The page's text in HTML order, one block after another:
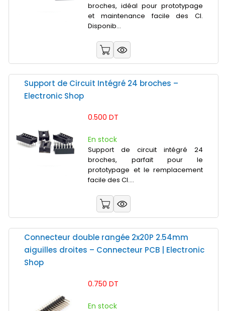
broches, idéal pour prototypage
et maintenance facile des CI.
Disponib...
Support de Circuit Intégré 24 broches –
Electronic Shop
0.500 DT
En stock
Support de circuit intégré 24
broches, parfait pour le
prototypage et le remplacement
facile des CI....
Connecteur double rangée 2x20P 2.54mm
aiguilles droites – Connecteur PCB | Electronic
Shop
0.750 DT
En stock